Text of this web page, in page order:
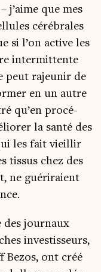
j’aime que mes
céré­brales
si l’on active les
inter­mit­tente
peut rajeu­nir de
en un autre
qu’en pro­cé­
la san­té des
les fait vieillir
tis­sus chez des
ne gué­ri­raient
des jour­naux
inves­tis­seurs,
Bezos, ont créé